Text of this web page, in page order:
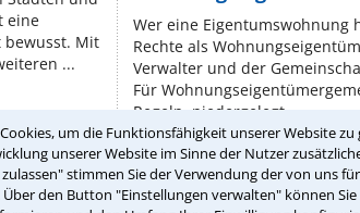
um die Funktionsfähigkeit unserer Website zu
unserer Website im Sinne der Nutzer
stimmen Sie der Verwendung der von uns
den Button "Einstellungen verwalten" können
eine
bewusst. Mit
...
Wer eine Eigentumswohnung
Rechte als
Verwalter und der
Für
Regeln, niedergelegt ...